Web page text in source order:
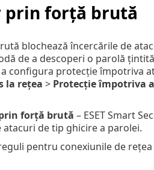
prin forță brută
blochează încercările de
de a descoperi o parolă
configura protecție împotriva
la rețea > Protecție împotriva
forță brută – ESET Smart
de tip ghicire a parolei.
pentru conexiunile de